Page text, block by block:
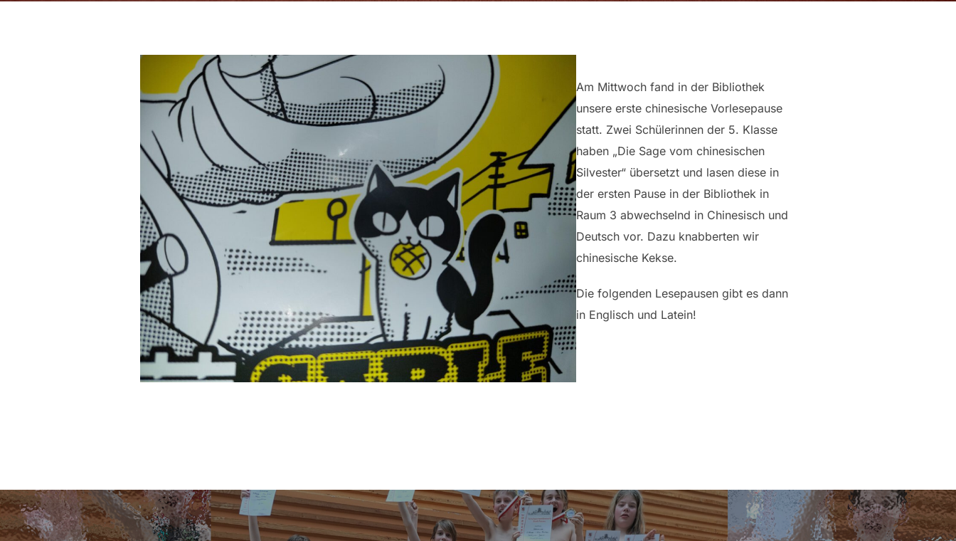
Am Mittwoch fand in der Bibliothek
unsere erste chinesische Vorlesepause
statt. Zwei Schülerinnen der 5. Klasse
haben „Die Sage vom chinesischen
Silvester“ übersetzt und lasen diese in
der ersten Pause in der Bibliothek in
Raum 3 abwechselnd in Chinesisch und
Deutsch vor. Dazu knabberten wir
chinesische Kekse.
Die folgenden Lesepausen gibt es dann
in Englisch und Latein!
Beitragsnavigation